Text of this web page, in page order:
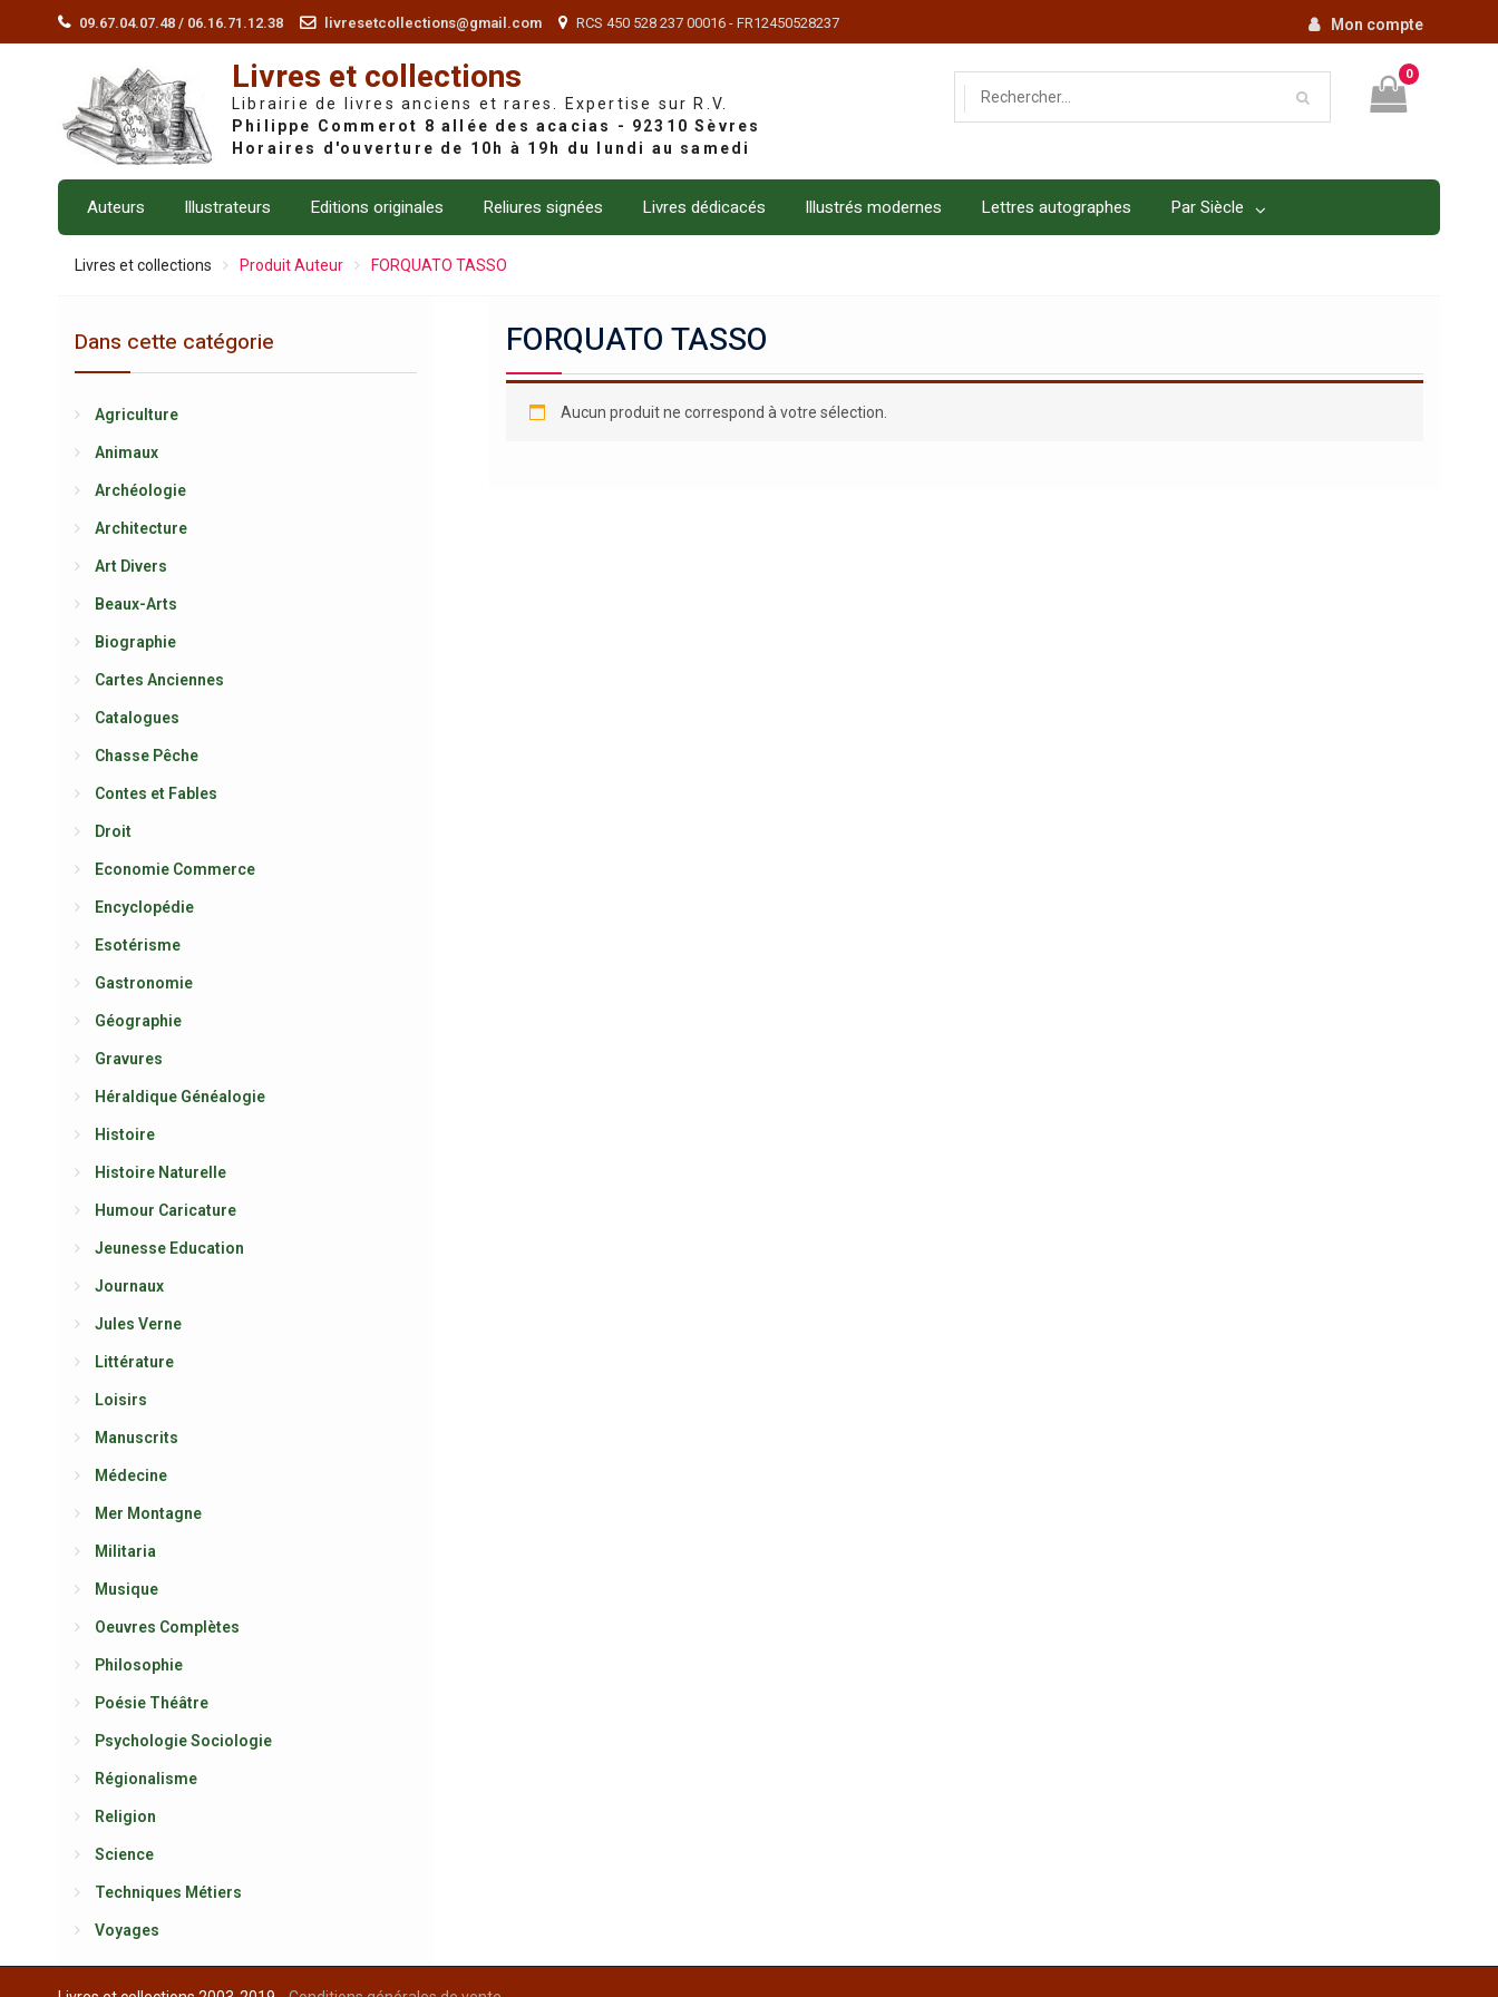
09.67.04.07.48 / 06.16.71.12.38 livresetcollections@gmail.com RCS 450 528 237 00016 - FR12450528237 Mon compte
Livres et collections
Librairie de livres anciens et rares. Expertise sur R.V.
0
Auteurs Illustrateurs Editions originales Reliures signées Livres dédicacés Illustrés modernes Lettres autographes Par Siècle
Livres et collections Produit Auteur FORQUATO TASSO
FORQUATO TASSO
Aucun produit ne correspond à votre sélection.
Dans cette catégorie
Agriculture
Animaux
Archéologie
Architecture
Art Divers
Beaux-Arts
Biographie
Cartes Anciennes
Catalogues
Chasse Pêche
Contes et Fables
Droit
Economie Commerce
Encyclopédie
Esotérisme
Gastronomie
Géographie
Gravures
Héraldique Généalogie
Histoire
Histoire Naturelle
Humour Caricature
Jeunesse Education
Journaux
Jules Verne
Littérature
Loisirs
Manuscrits
Médecine
Mer Montagne
Militaria
Musique
Oeuvres Complètes
Philosophie
Poésie Théâtre
Psychologie Sociologie
Régionalisme
Religion
Science
Techniques Métiers
Voyages